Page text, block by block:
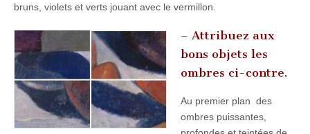
bruns, violets et verts jouant avec le vermillon.
– Attribuez aux
bons objets les
ombres ci-contre.
Au premier plan des
ombres puissantes,